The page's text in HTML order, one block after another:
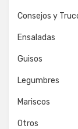
Consejos y
Ensaladas
Guisos
Legumbres
Mariscos
Otros